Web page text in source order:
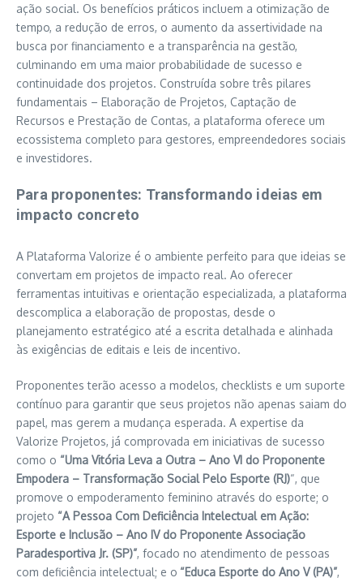
ação social. Os benefícios práticos incluem a otimização de
tempo, a redução de erros, o aumento da assertividade na
busca por financiamento e a transparência na gestão,
culminando em uma maior probabilidade de sucesso e
continuidade dos projetos. Construída sobre três pilares
fundamentais – Elaboração de Projetos, Captação de
Recursos e Prestação de Contas, a plataforma oferece um
ecossistema completo para gestores, empreendedores sociais
e investidores.
Para proponentes: Transformando ideias em
impacto concreto
A Plataforma Valorize é o ambiente perfeito para que ideias se
convertam em projetos de impacto real. Ao oferecer
ferramentas intuitivas e orientação especializada, a plataforma
descomplica a elaboração de propostas, desde o
planejamento estratégico até a escrita detalhada e alinhada
às exigências de editais e leis de incentivo.
Proponentes terão acesso a modelos, checklists e um suporte
contínuo para garantir que seus projetos não apenas saiam do
papel, mas gerem a mudança esperada. A expertise da
Valorize Projetos, já comprovada em iniciativas de sucesso
como o “Uma Vitória Leva a Outra – Ano VI do Proponente
Empodera – Transformação Social Pelo Esporte (RJ)“, que
promove o empoderamento feminino através do esporte; o
projeto “A Pessoa Com Deficiência Intelectual em Ação:
Esporte e Inclusão – Ano IV do Proponente Associação
Paradesportiva Jr. (SP)”, focado no atendimento de pessoas
com deficiência intelectual; e o “Educa Esporte do Ano V (PA)”,